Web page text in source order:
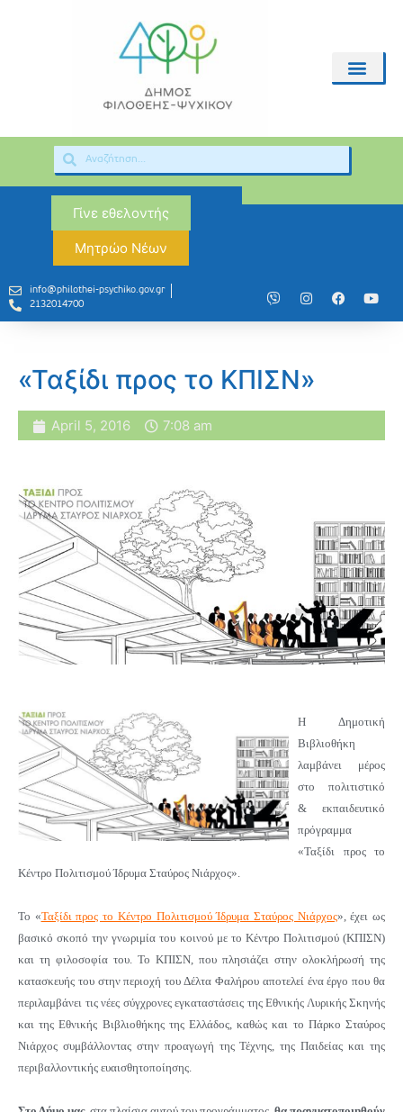
Γίνε εθελοντής
Μητρώο Νέων
info@philothei-psychiko.gov.gr
2132014700
«Ταξίδι προς το ΚΠΙΣΝ»
April 5, 2016 7:08 am
Η Δημοτική
Βιβλιοθήκη
λαμβάνει μέρος
στο πολιτιστικό
& εκπαιδευτικό
πρόγραμμα
«Ταξίδι προς το
Κέντρο Πολιτισμού Ίδρυμα Σταύρος Νιάρχος».
Το «Ταξίδι προς το Κέντρο Πολιτισμού Ίδρυμα Σταύρος Νιάρχος», έχει ως
βασικό σκοπό την γνωριμία του κοινού με το Κέντρο Πολιτισμού (ΚΠΙΣΝ)
και τη φιλοσοφία του. Το ΚΠΙΣΝ , που πλησιάζει στην ολοκλήρωσή της
κατασκευής του στην περιοχή του Δέλτα Φαλήρου αποτελεί ένα έργο που θα
περιλαμβάνει τις νέες σύγχρονες εγκαταστάσεις της Εθνικής Λυρικής Σκηνής
και της Εθνικής Βιβλιοθήκης της Ελλάδος, καθώς και το Πάρκο Σταύρος
Νιάρχος συμβάλλοντας στην προαγωγή της Τέχνης, της Παιδείας και της
περιβαλλοντικής ευαισθητοποίησης.